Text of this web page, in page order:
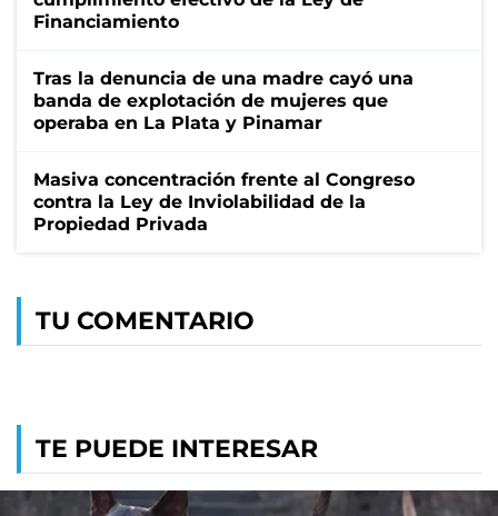
Financiamiento
Tras la denuncia de una madre cayó una
banda de explotación de mujeres que
operaba en La Plata y Pinamar
Masiva concentración frente al Congreso
contra la Ley de Inviolabilidad de la
Propiedad Privada
TU COMENTARIO
TE PUEDE INTERESAR